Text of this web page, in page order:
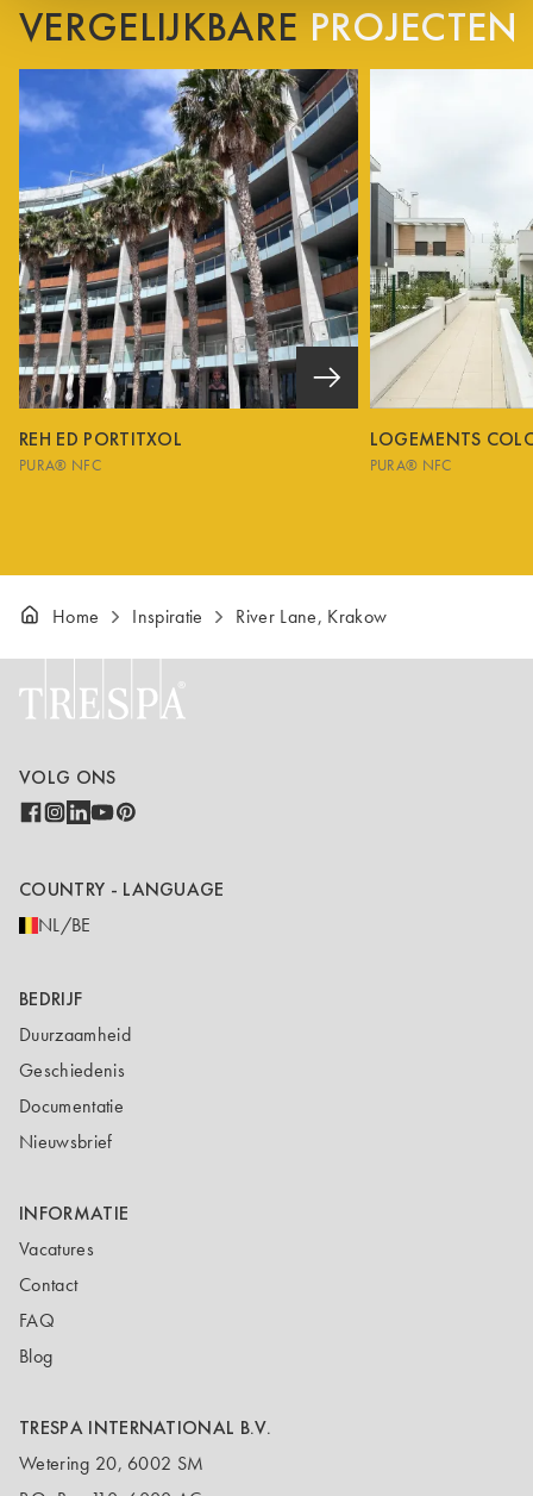
VERGELIJKBARE PROJECTEN
REH ED PORTITXOL
PURA® NFC
LOGEMENTS
PURA® NFC
Home Inspiratie River Lane, Krakow
VOLG ONS
COUNTRY - LANGUAGE
NL/BE
BEDRIJF
Duurzaamheid
Geschiedenis
Documentatie
Nieuwsbrief
INFORMATIE
Vacatures
Contact
FAQ
Blog
TRESPA INTERNATIONAL B.V.
Wetering 20, 6002 SM